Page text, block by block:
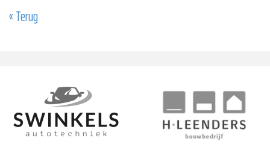
« Terug